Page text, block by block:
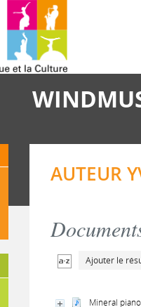
AUTEUR
Ajouter le
Mineral